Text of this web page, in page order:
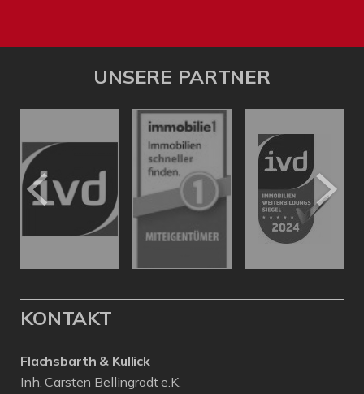
UNSERE PARTNER
KONTAKT
Flachsbarth & Kullick
Inh. Carsten Bellingrodt e.K.